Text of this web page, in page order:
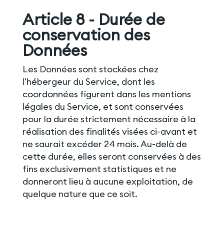
Article 8 - Durée de
conservation des
Données
Les Données sont stockées chez
l'hébergeur du Service, dont les
coordonnées figurent dans les mentions
légales du Service, et sont conservées
pour la durée strictement nécessaire à la
réalisation des finalités visées ci-avant et
ne saurait excéder 24 mois. Au-delà de
cette durée, elles seront conservées à des
fins exclusivement statistiques et ne
donneront lieu à aucune exploitation, de
quelque nature que ce soit.